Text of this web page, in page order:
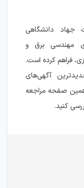
جهاد دانشگاهی
مهندسی برق و
فراهم کرده است.
آگهی‌های
صفحه مراجعه
کنید.